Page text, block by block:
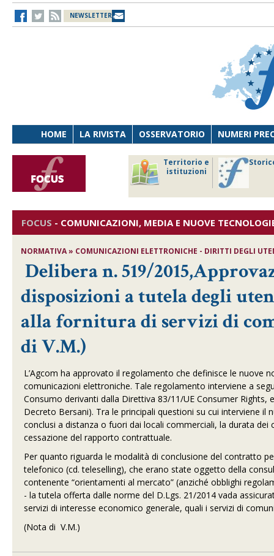
NEWSLETTER
HOME LA RIVISTA OSSERVATORIO NUMERI
Territorio e
istituzioni
FOCUS - COMUNICAZIONI, MEDIA E NUOVE
NORMATIVA » COMUNICAZIONI ELETTRONICHE - DIRITTI DEGLI
Delibera n. 519/
disposizioni a tutela degli
alla fornitura di servizi di
di V.M.)
L’Agcom ha approvato il regolamento che definisce le
comunicazioni elettroniche. Tale regolamento interviene a
Consumo derivanti dalla Direttiva 83/11/UE Consumer Rights,
Decreto Bersani). Tra le principali questioni su cui interviene
conclusi a distanza o fuori dai locali commerciali, la durata
cessazione del rapporto contrattuale.
Per quanto riguarda le modalità di conclusione del contratto
telefonico (cd. teleselling), che erano state oggetto della
contenente “orientamenti al mercato” (anziché obblighi
- la tutela offerta dalle norme del D.Lgs. 21/2014 vada
servizi di interesse economico generale, quali i servizi di
(Nota di V.M.)